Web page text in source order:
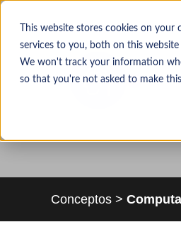
This website stores cookies on
services to you, both on this
We won't track your information
so that you're not asked to make
Conceptos >